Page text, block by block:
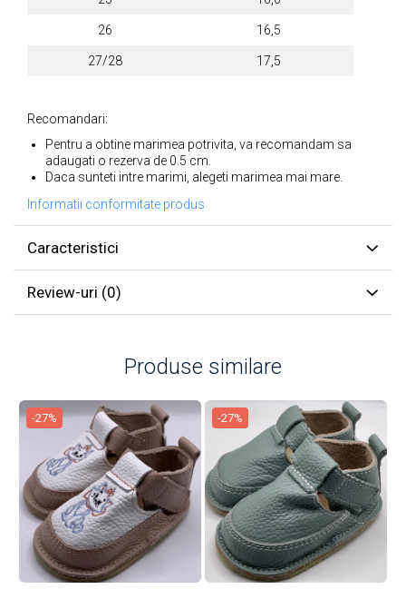
26 16,5
27/28 17,5
Recomandari:
Pentru a obtine marimea potrivita, va recomandam sa
adaugati o rezerva de 0.5 cm.
Daca sunteti intre marimi, alegeti marimea mai mare.
Informatii conformitate produs
Caracteristici
Review-uri (0)
Produse similare
-27% -27%